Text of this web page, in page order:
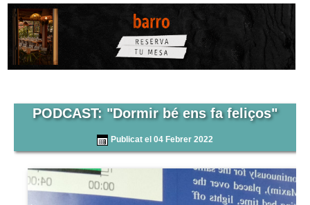
PODCAST: "Dormir bé ens fa feliços"
Publicat el 04 Febrer 2022